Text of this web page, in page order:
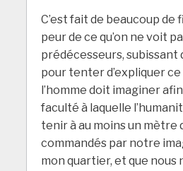
C’est fait de beaucoup de
peur de ce qu’on ne voit
prédécesseurs, subissant
pour tenter d’expliquer
l’homme doit imaginer
faculté à laquelle
tenir à au moins un mètre
commandés par notre
mon quartier, et que nous